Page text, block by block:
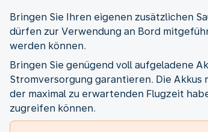
Bringen Sie Ihren eigenen zusätzlichen
dürfen zur Verwendung an Bord
werden können.
Bringen Sie genügend voll aufgeladene
Stromversorgung garantieren. Die Akkus
der maximal zu erwartenden Flugzeit
zugreifen können.